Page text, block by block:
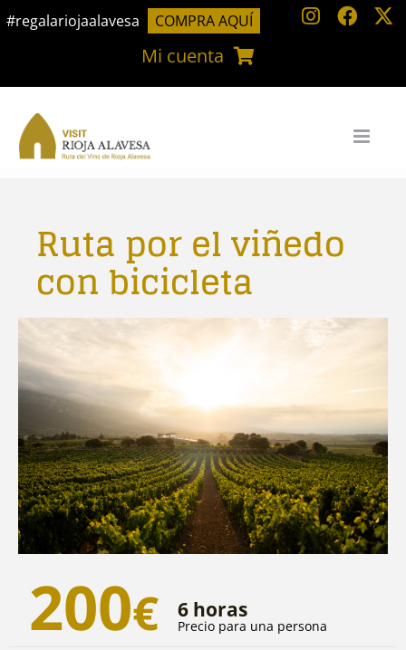
Saltar
#regalariojaalavesa COMPRA AQUÍ
Mi cuenta
Ruta por el viñedo
con bicicleta
200€ 6 horas
Precio para una persona